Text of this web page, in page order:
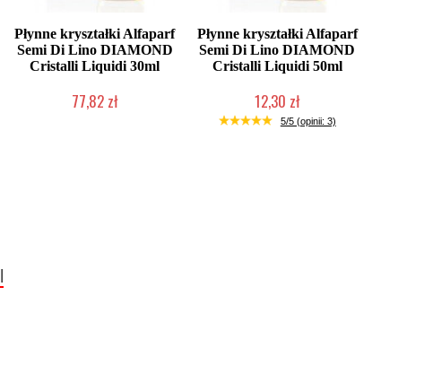
Płynne kryształki Alfaparf
Semi Di Lino DIAMOND
Cristalli Liquidi 30ml
77,82 zł
Płynne kryształki Alfaparf
Semi Di Lino DIAMOND
Cristalli Liquidi 50ml
12,30 zł
Produkt wycofany
5/5 (opinii: 3)